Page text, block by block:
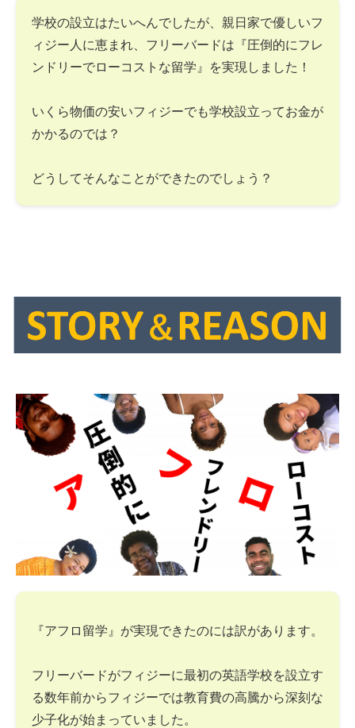
学校の設立はたいへんでしたが、親日家で優しいフ
ィジー人に恵まれ、フリーバードは『圧倒的にフレ
ンドリーでローコストな留学』を実現しました！
いくら物価の安いフィジーでも学校設立ってお金が
かかるのでは？
どうしてそんなことができたのでしょう？
『アフロ留学』が実現できたのには訳があります。
フリーバードがフィジーに最初の英語学校を設立す
る数年前からフィジーでは教育費の高騰から深刻な
少子化が始まっていました。